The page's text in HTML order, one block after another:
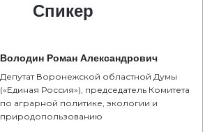
Спикер
Володин Роман Александрович
Депутат Воронежской областной Думы
(«Единая Россия»), председатель Комитета
по аграрной политике, экологии и
природопользованию